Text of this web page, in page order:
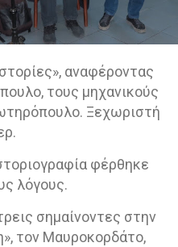
αναφέροντας
τους μηχανικούς
Ξεχωριστή
φέρθηκε
λόγους.
σημαίνοντες στην
τον Μαυροκορδάτο,